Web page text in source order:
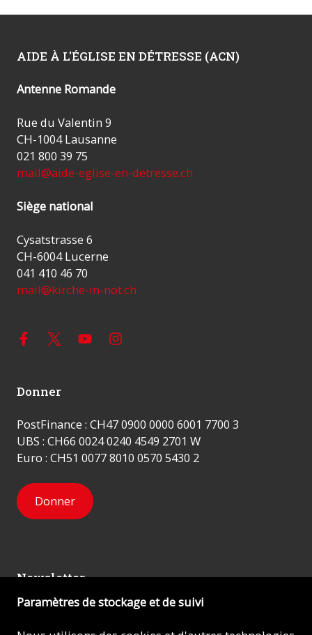
AIDE À L'ÉGLISE EN DÉTRESSE (ACN)
Antenne Romande
Rue du Valentin 9
CH-1004 Lausanne
021 800 39 75
mail@aide-eglise-en-detresse.ch
Siège national
Cysatstrasse 6
CH-6004 Lucerne
041 410 46 70
mail@kirche-in-not.ch
Donner
PostFinance : CH47 0900 0000 6001 7700 3
UBS : CH66 0024 0240 4549 2701 W
Euro : CH51 0077 8010 0570 5430 2
Donner
Newsletter
Paramètres de stockage et de suivi